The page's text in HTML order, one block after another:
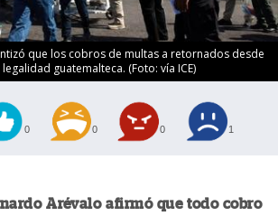
que los cobros de multas a retornados desde
guatemalteca. (Foto: vía ICE)
0 0 0 1
Arévalo afirmó que todo cobro